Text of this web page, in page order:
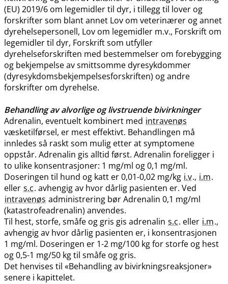
(EU) 2019/6 om legemidler til dyr, i tillegg til lover og
forskrifter som blant annet Lov om veterinærer og annet
dyrehelsepersonell, Lov om legemidler m.v., Forskrift om
legemidler til dyr, Forskrift som utfyller
dyrehelseforskriften med bestemmelser om forebygging
og bekjempelse av smittsomme dyresykdommer
(dyresykdomsbekjempelsesforskriften) og andre
forskrifter om dyrehelse.
Behandling av alvorlige og livstruende bivirkninger
Adrenalin, eventuelt kombinert med intravenøs
væsketilførsel, er mest effektivt. Behandlingen må
innledes så raskt som mulig etter at symptomene
oppstår. Adrenalin gis alltid først. Adrenalin foreligger i
to ulike konsentrasjoner: 1 mg/ml og 0,1 mg​/​ml.
Doseringen til hund og katt er 0,01-0,02 mg/kg i.v., i.m.
eller s.c. avhengig av hvor dårlig pasienten er. Ved
intravenøs administrering bør Adrenalin 0,1 mg/ml
(katastrofeadrenalin) anvendes.
Til hest, storfe, småfe og gris gis adrenalin s.c. eller i.m.,
avhengig av hvor dårlig pasienten er, i konsentrasjonen
1 mg​/​ml. Doseringen er 1-2 mg/100 kg for storfe og hest
og 0,5-1 mg/50 kg til småfe og gris.
Det henvises til «Behandling av bivirkningsreaksjoner»
senere i kapittelet.